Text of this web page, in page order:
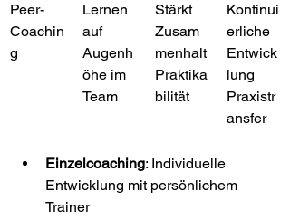
Peer-
Coachin
g
Lernen
auf
Augenh
öhe im
Team
Stärkt
Zusam
menhalt
Praktika
bilität
Kontinui
erliche
Entwick
lung
Praxistr
ansfer
Einzelcoaching: Individuelle
Entwicklung mit persönlichem
Trainer